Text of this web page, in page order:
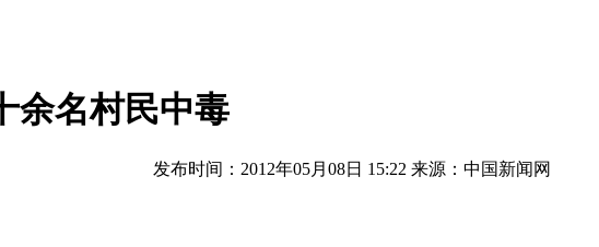
余名村民中毒
发布时间：2012年05月08日 15:22 来源：中国新闻网